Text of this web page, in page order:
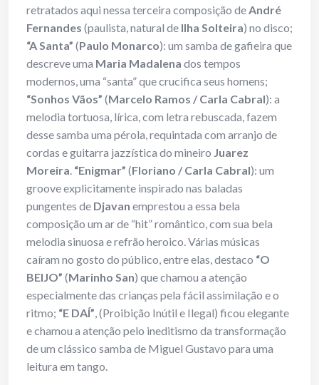
retratados aqui nessa terceira composição deAndré
Fernandes (paulista, natural de Ilha Solteira) no disco;
“A Santa” (Paulo Monarco): um samba de gafieira que
descreve uma Maria Madalena dos tempos
modernos, uma “santa” que crucifica seus homens;
“Sonhos Vãos” (Marcelo Ramos / Carla Cabral): a
melodia tortuosa, lírica, com letra rebuscada, fazem
desse samba uma pérola, requintada com arranjo de
cordas e guitarra jazzística do mineiro Juarez
Moreira. “Enigmar” (Floriano / Carla Cabral): um
groove explicitamente inspirado nas baladas
pungentes de Djavan emprestou a essa bela
composição um ar de “hit” romântico, com sua bela
melodia sinuosa e refrão heroico. Várias músicas
caíram no gosto do público, entre elas, destaco “O
BEIJO” (Marinho San) que chamou a atenção
especialmente das crianças pela fácil assimilação e o
ritmo; “E DAÍ”, (Proibição Inútil e Ilegal) ficou elegante
e chamou a atenção pelo ineditismo da transformação
de um clássico samba de Miguel Gustavo para uma
leitura em tango.